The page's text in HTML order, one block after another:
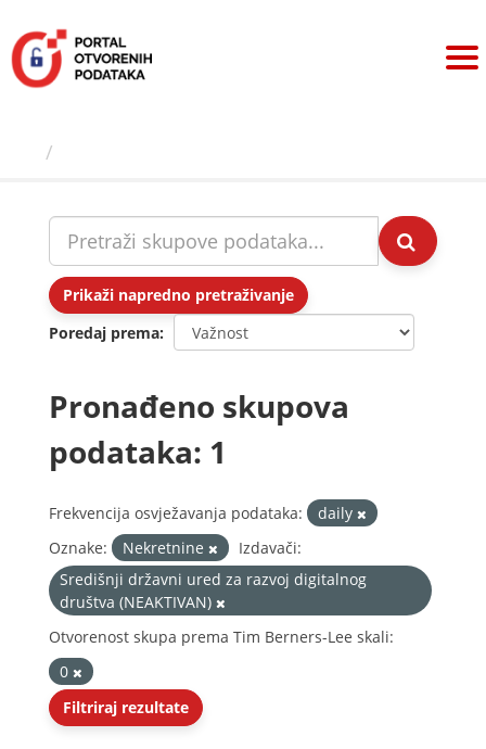
sadržaj
Prikaži napredno pretraživanje
Poredaj prema
Pronađeno skupova
podataka: 1
Frekvencija osvježavanja podataka:
daily
Oznake:
Nekretnine
Izdavači:
Središnji državni ured za razvoj digitalnog
društva (NEAKTIVAN)
Otvorenost skupa prema Tim Berners-Lee skali:
0
Filtriraj rezultate